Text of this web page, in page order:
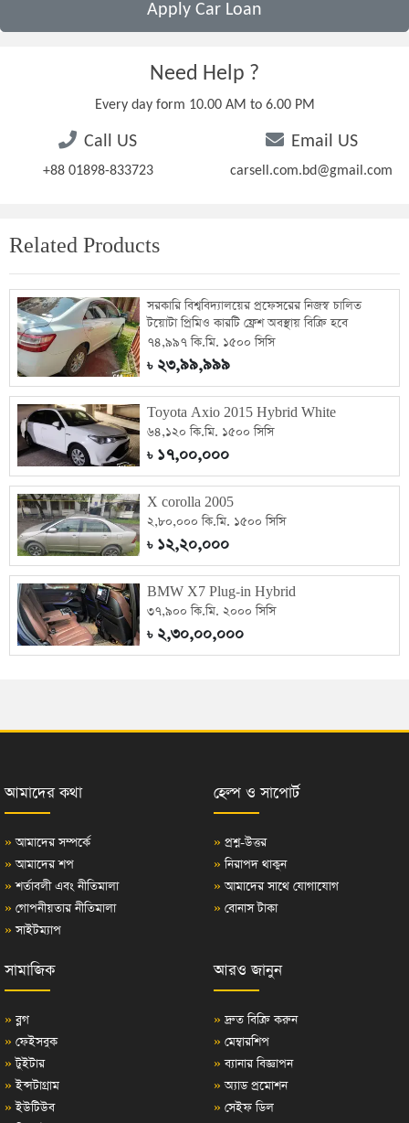
Apply Car Loan
Need Help ?
Every day form 10.00 AM to 6.00 PM
Call US
+88 01898-833723
Email US
carsell.com.bd@gmail.com
Related Products
সরকারি বিশ্ববিদ্যালয়ের প্রফেসরের নিজস্ব চালিত
টয়োটা প্রিমিও কারটি ফ্রেশ অবস্থায় বিক্রি হবে
৭৪,৯৯৭ কি.মি. ১৫০০ সিসি
৳২৩,৯৯,৯৯৯
Toyota Axio 2015 Hybrid White
৬৪,১২০ কি.মি. ১৫০০ সিসি
৳১৭,০০,০০০
X corolla 2005
২,৮০,০০০ কি.মি. ১৫০০ সিসি
৳১২,২০,০০০
BMW X7 Plug-in Hybrid
৩৭,৯০০ কি.মি. ২০০০ সিসি
৳২,৩০,০০,০০০
আমাদের কথা
» আমাদের সম্পর্কে
» আমাদের শপ
» শর্তাবলী এবং নীতিমালা
» গোপনীয়তার নীতিমালা
» সাইটম্যাপ
হেল্প ও সাপোর্ট
» প্রশ্ন-উত্তর
» নিরাপদ থাকুন
» আমাদের সাথে যোগাযোগ
» বোনাস টাকা
সামাজিক
» ব্লগ
» ফেইসবুক
» টুইটার
» ইন্সটাগ্রাম
» ইউটিউব
আরও জানুন
» দ্রুত বিক্রি করুন
» মেম্বারশিপ
» ব্যানার বিজ্ঞাপন
» অ্যাড প্রমোশন
» সেইফ ডিল